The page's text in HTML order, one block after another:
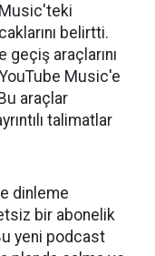
Music'teki
belirtti.
geçiş araçlarını
Music'e
araçlar
talimatlar
dinleme
bir abonelik
yeni podcast